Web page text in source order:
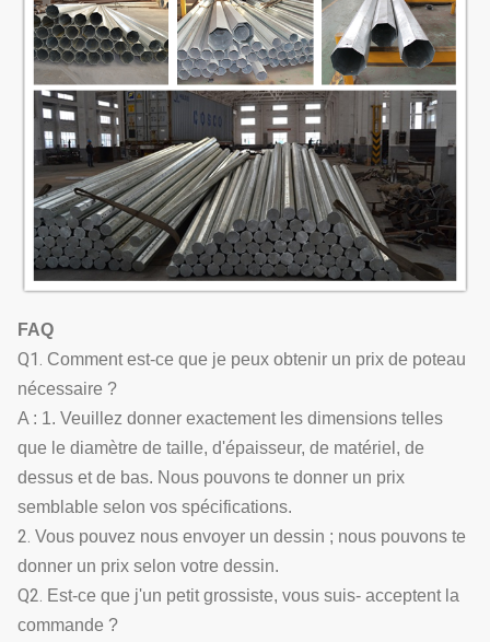
FAQ
Q1. Comment est-ce que je peux obtenir un prix de poteau
nécessaire ?
A : 1. Veuillez donner exactement les dimensions telles
que le diamètre de taille, d'épaisseur, de matériel, de
dessus et de bas. Nous pouvons te donner un prix
semblable selon vos spécifications.
2. Vous pouvez nous envoyer un dessin ; nous pouvons te
donner un prix selon votre dessin.
Q2. Est-ce que j'un petit grossiste, vous suis- acceptent la
commande ?